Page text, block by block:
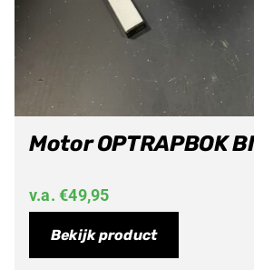
Motor OPTRAPBOK
v.a.€49,95
Bekijk product